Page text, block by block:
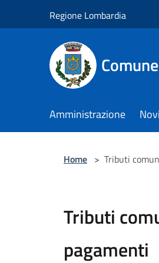
Regione Lombardia
Amministrazione
Home > Tributi
Tributi
pagamenti